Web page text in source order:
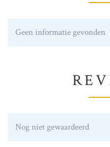
Geen informatie gevonden
Nog niet gewaardeerd